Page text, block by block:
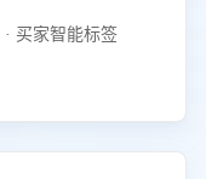
买家智能标签